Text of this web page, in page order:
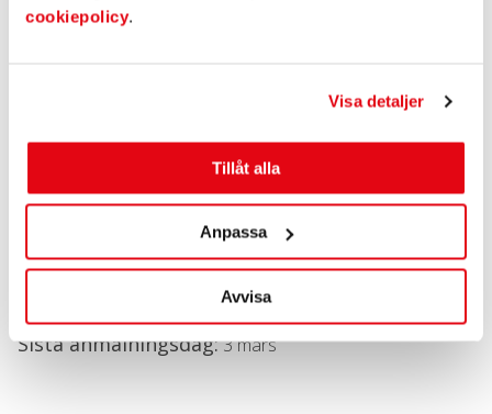
cookiepolicy.
Visa detaljer
Tillåt alla
Anpassa
Avvisa
Exklusivt för medlemmar: Årsmöte SPIF
Var:Svensk Plaståtervinning, Vickerkullavägen 2, Motala
Kostnad:
Medlem – 1495 kr/pers (exkl moms)
Icke medlem – 1995 kr/pers (exkl moms)
Sista anmälningsdag:3 mars